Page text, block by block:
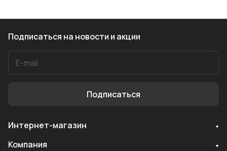
Подписаться на новости и акции
Подписаться
Интернет-магазин
Компания